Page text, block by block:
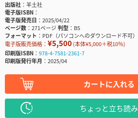
出版社
羊土社
電子版ISBN
電子版発売日
2025/04/22
ページ数
271ページ判型
B5
フォーマット
PDF（パソコンへのダウンロード不可）
電子版販売価格： ¥5,500(本体¥5,000＋税10％)
印刷版ISBN
978-4-7581-2361-7
印刷版発行年月
2025/04
カートに入れる
ちょっと立ち読み